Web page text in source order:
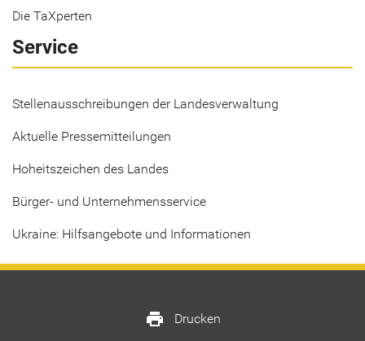
Die TaXperten
Service
Stellenausschreibungen der Landesverwaltung
Aktuelle Pressemitteilungen
Hoheitszeichen des Landes
Bürger- und Unternehmensservice
Ukraine: Hilfsangebote und Informationen
print Drucken